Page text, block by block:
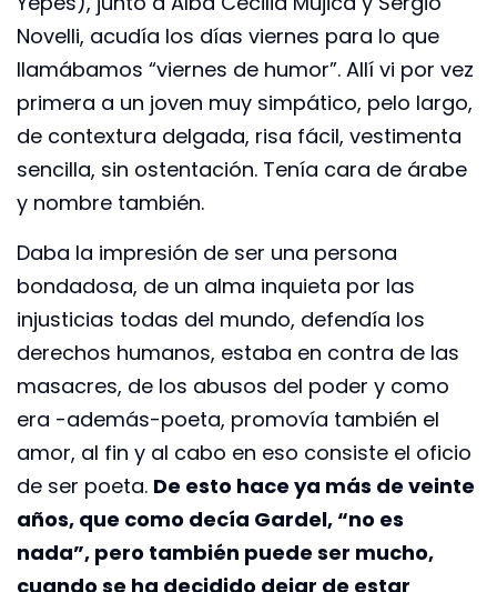
Novelli, acudía los días viernes para lo que
llamábamos “viernes de humor”. Allí vi por vez
primera a un joven muy simpático, pelo largo,
de contextura delgada, risa fácil, vestimenta
sencilla, sin ostentación. Tenía cara de árabe
y nombre también.
Daba la impresión de ser una persona
bondadosa, de un alma inquieta por las
injusticias todas del mundo, defendía los
derechos humanos, estaba en contra de las
masacres, de los abusos del poder y como
era -además-poeta, promovía también el
amor, al fin y al cabo en eso consiste el oficio
de ser poeta. De esto hace ya más de veinte
años, que como decía Gardel, “no es
nada”, pero también puede ser mucho,
cuando se ha decidido dejar de estar